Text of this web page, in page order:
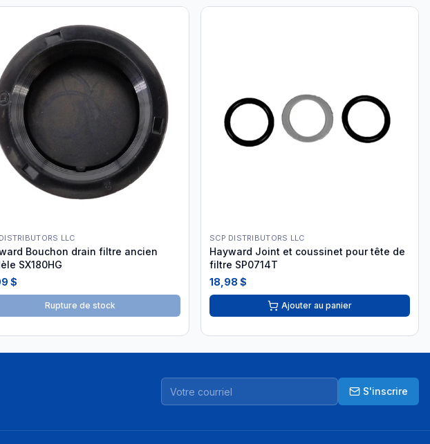
LLC
Bouchon drain filtre ancien
SX180HG
$
Rupture de stock
SCP DISTRIBUTORS LLC
Hayward Joint et coussinet pour tête de
filtre SP0714T
18,98 $
Ajouter au panier
S'inscrire